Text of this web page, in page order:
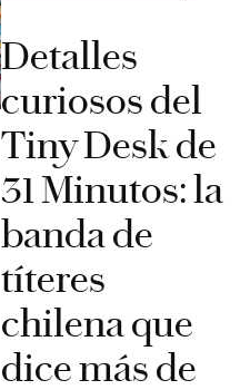
Detalles
curiosos del
Tiny Desk de
31 Minutos: la
banda de
títeres
chilena que
dice más de